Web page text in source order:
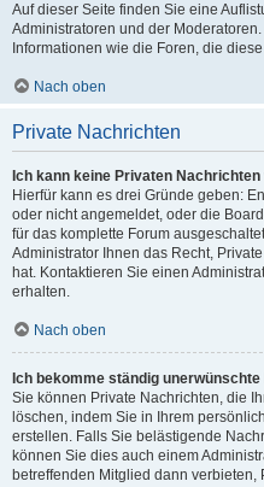
Auf dieser Seite finden Sie eine
Administratoren und der
Informationen wie die Foren, die
Nach oben
Private Nachrichten
Ich kann keine Privaten
Hierfür kann es drei Gründe geben:
oder nicht angemeldet, oder die
für das komplette Forum
Administrator Ihnen das Recht,
hat. Kontaktieren Sie einen
erhalten.
Nach oben
Ich bekomme ständig
Sie können Private Nachrichten, die
löschen, indem Sie in Ihrem
erstellen. Falls Sie belästigende
können Sie dies auch einem
betreffenden Mitglied dann